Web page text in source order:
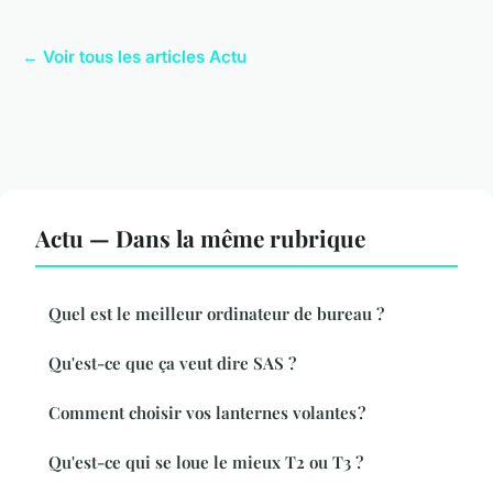
← Voir tous les articles Actu
Actu — Dans la même rubrique
Quel est le meilleur ordinateur de bureau ?
Qu'est-ce que ça veut dire SAS ?
Comment choisir vos lanternes volantes ?
Qu'est-ce qui se loue le mieux T2 ou T3 ?